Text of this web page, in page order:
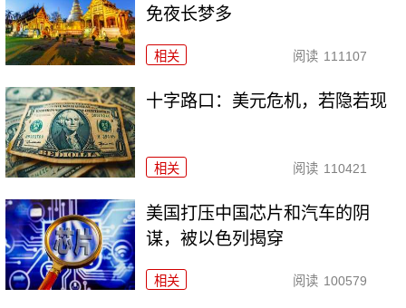
免夜长梦多
相关 阅读 111107
十字路口：美元危机，若隐若现
相关 阅读 110421
美国打压中国芯片和汽车的阴
谋，被以色列揭穿
相关 阅读 100579